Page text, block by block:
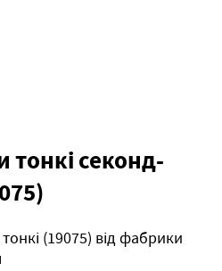
секонд-
(19075) від фабрики